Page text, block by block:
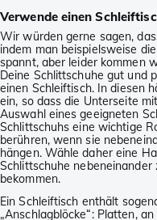
Verwende einen
Wir würden gerne sagen,
indem man beispielsweise
spannt, aber leider kommen
Deine Schlittschuhe gut und
einen Schleiftisch. In diesen
ein, so dass die Unterseite
Auswahl eines geeigneten
Schlittschuhs eine wichtige
berühren, wenn sie
hängen. Wähle daher eine
Schlittschuhe
bekommen.
Ein Schleiftisch enthält
„Anschlagblöcke“: Platten,